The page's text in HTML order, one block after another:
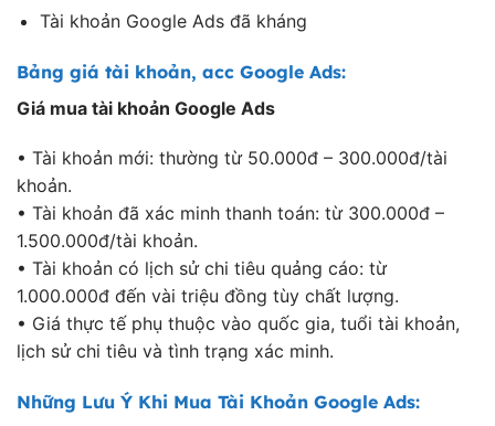
Tài khoản Google Ads đã kháng
Bảng giá tài khoản, acc Google Ads:
Giá mua tài khoản Google Ads
• Tài khoản mới: thường từ 50.000đ – 300.000đ/tài
khoản.
• Tài khoản đã xác minh thanh toán: từ 300.000đ –
1.500.000đ/tài khoản.
• Tài khoản có lịch sử chi tiêu quảng cáo: từ
1.000.000đ đến vài triệu đồng tùy chất lượng.
• Giá thực tế phụ thuộc vào quốc gia, tuổi tài khoản,
lịch sử chi tiêu và tình trạng xác minh.
Những Lưu Ý Khi Mua Tài Khoản Google Ads: